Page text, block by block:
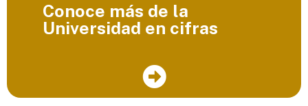
Conoce más de la
Universidad en cifras